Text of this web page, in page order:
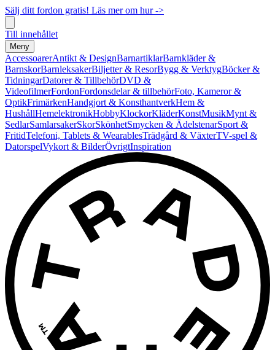
Sälj ditt fordon gratis! Läs mer om hur ->
Till innehållet
Meny
AccessoarerAntikt & DesignBarnartiklarBarnkläder &
BarnskorBarnleksakerBiljetter & ResorBygg & VerktygBöcker &
TidningarDatorer & TillbehörDVD &
VideofilmerFordonFordonsdelar & tillbehörFoto, Kameror &
OptikFrimärkenHandgjort & KonsthantverkHem &
HushållHemelektronikHobbyKlockorKläderKonstMusikMynt &
SedlarSamlarsakerSkorSkönhetSmycken & ÄdelstenarSport &
FritidTelefoni, Tablets & WearablesTrädgård & VäxterTV-spel &
DatorspelVykort & BilderÖvrigtInspiration